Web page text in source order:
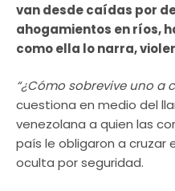
van desde caídas por
ahogamientos en ríos,
como ella lo narra,
“¿Cómo sobrevive uno a
cuestiona en medio del
venezolana a quien las
país le obligaron a cruzar
oculta por seguridad.